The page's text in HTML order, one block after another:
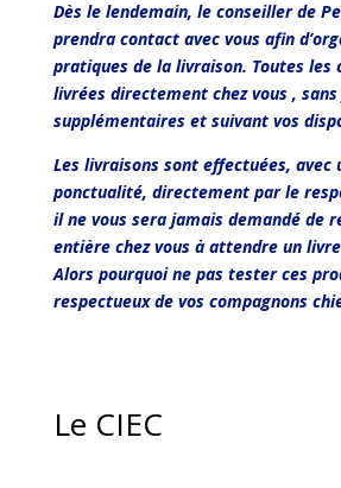
Dès le lendemain, le conseiller de
prendra contact avec vous afin
pratiques de la livraison. Toutes les
livrées directement chez vous ,
supplémentaires et suivant vos
Les livraisons sont effectuées, avec
ponctualité, directement par le
il ne vous sera jamais demandé de
entière chez vous à attendre un
Alors pourquoi ne pas tester ces
respectueux de vos compagnons
Le CIEC